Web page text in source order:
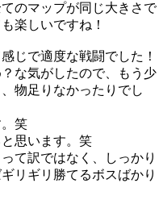
のマップが同じ大きさで
楽しいですね！
じで適度な戦闘でした！
な気がしたので、もう少
物足りなかったりでし
笑
思います。笑
て訳ではなく、しっかり
リギリ勝てるボスばかり